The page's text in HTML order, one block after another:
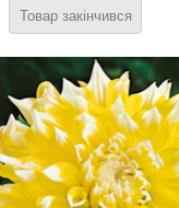
Товар закінчився